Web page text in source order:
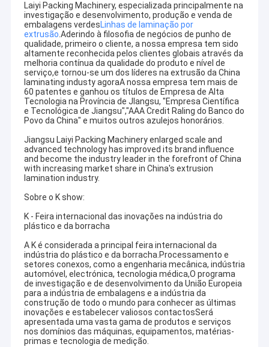
Laiyi Packing Machinery, especializada principalmente na
investigação e desenvolvimento, produção e venda de
embalagens verdesLinhas de laminação por
extrusão.Aderindo à filosofia de negócios de punho de
qualidade, primeiro o cliente, a nossa empresa tem sido
altamente reconhecida pelos clientes globais através da
melhoria contínua da qualidade do produto e nível de
serviço,e tornou-se um dos líderes na extrusão da China
laminating industy agoraA nossa empresa tem mais de
60 patentes e ganhou os títulos de Empresa de Alta
Tecnologia na Província de Jlangsu, "Empresa Científica
e Tecnológica de Jiangsu","AAA Credit Raling do Banco do
Povo da China" e muitos outros azulejos honorários.
Jiangsu Laiyi Packing Machinery enlarged scale and
advanced technology has improved its brand influence
and become the industry leader in the forefront of China
with increasing market share in China's extrusion
lamination industry.
Sobre o K show:
K - Feira internacional das inovações na indústria do
plástico e da borracha
A K é considerada a principal feira internacional da
indústria do plástico e da borracha.Processamento e
setores conexos, como a engenharia mecânica, indústria
automóvel, electrónica, tecnologia médica,O programa
de investigação e de desenvolvimento da União Europeia
para a indústria de embalagens e a indústria da
construção de todo o mundo para conhecer as últimas
inovações e estabelecer valiosos contactosSerá
apresentada uma vasta gama de produtos e serviços
nos domínios das máquinas, equipamentos, matérias-
primas e tecnologia de medição.